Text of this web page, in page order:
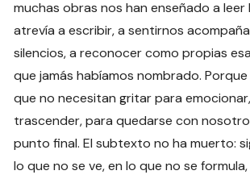
muchas obras nos han enseñado a leer
atrevía a escribir, a sentirnos
silencios, a reconocer como propias
que jamás habíamos nombrado.
que no necesitan gritar para
trascender, para quedarse con
punto final. El subtexto no ha muerto:
lo que no se ve, en lo que no se